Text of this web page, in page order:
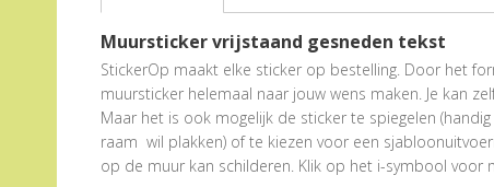
Muursticker vrijstaand gesneden tekst
StickerOp maakt elke sticker op bestelling. Door het
muursticker helemaal naar jouw wens maken. Je kan
Maar het is ook mogelijk de sticker te spiegelen
raam wil plakken) of te kiezen voor een
op de muur kan schilderen. Klik op het i-symbool voor